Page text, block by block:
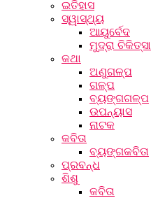
ଇତିହାସ
ସ୍ୱାସ୍ଥ୍ୟ
ଆୟୁର୍ବେଦ
ମୁଦ୍ରା ଚିକିତ୍ସା
କଥା
ଅଣୁଗଳ୍ପ
ଗଳ୍ପ
ବ୍ୟଙ୍ଗଗଳ୍ପ
ଉପନ୍ୟାସ
ନାଟକ
କବିତା
ବ୍ୟଙ୍ଗକବିତା
ପ୍ରବନ୍ଧ
ଶିଶୁ
କବିତା